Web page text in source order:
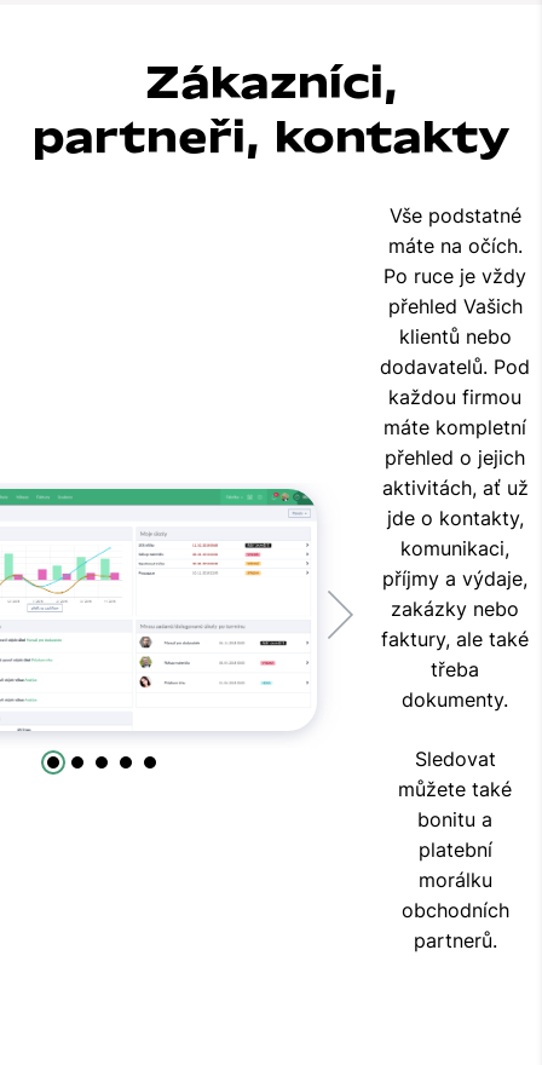
Zákazníci,
partneři, kontakty
Vše podstatné
máte na očích.
Po ruce je vždy
přehled Vašich
klientů nebo
dodavatelů. Pod
každou firmou
máte kompletní
přehled o jejich
aktivitách, ať už
jde o kontakty,
komunikaci,
příjmy a výdaje,
zakázky nebo
faktury, ale také
třeba
dokumenty.
Sledovat
můžete také
bonitu a
platební
morálku
obchodních
partnerů.